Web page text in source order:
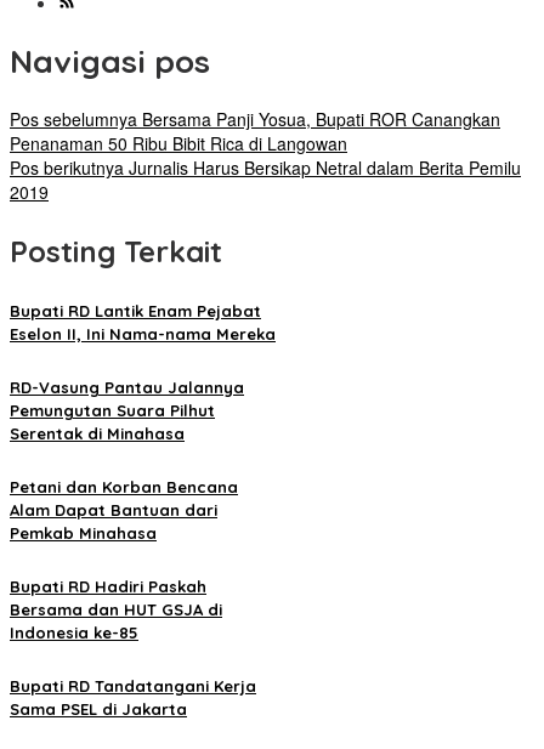
Navigasi pos
Pos sebelumnya Bersama Panji Yosua, Bupati ROR Canangkan
Penanaman 50 Ribu Bibit Rica di Langowan
Pos berikutnya Jurnalis Harus Bersikap Netral dalam Berita Pemilu
2019
Posting Terkait
Bupati RD Lantik Enam Pejabat
Eselon II, Ini Nama-nama Mereka
RD-Vasung Pantau Jalannya
Pemungutan Suara Pilhut
Serentak di Minahasa
Petani dan Korban Bencana
Alam Dapat Bantuan dari
Pemkab Minahasa
Bupati RD Hadiri Paskah
Bersama dan HUT GSJA di
Indonesia ke-85
Bupati RD Tandatangani Kerja
Sama PSEL di Jakarta